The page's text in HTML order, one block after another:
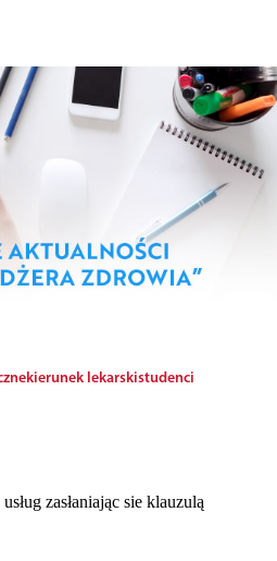
kierunek lekarskistudenci